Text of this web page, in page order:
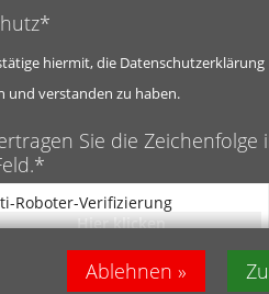
Ablehnen
hiermit, die Datenschutzerklärung
und verstanden zu haben.
Sie die Zeichenfolge
Roboter-Verifizierung
Hier klicken
Captcha ⇗